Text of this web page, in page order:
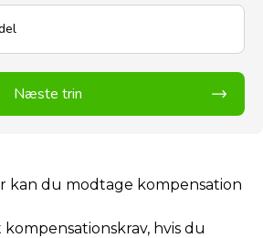
Næste trin
kan du modtage kompensation
hvis du